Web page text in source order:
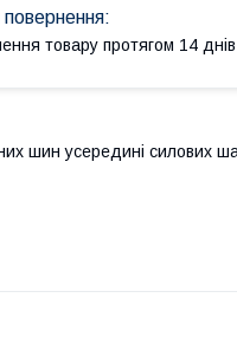
товару протягом 14 днів
шин усередині силових